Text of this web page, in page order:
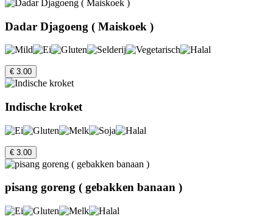
Dadar Djagoeng ( Maiskoek )
€ 3.00
Indische kroket
€ 3.00
pisang goreng ( gebakken banaan )